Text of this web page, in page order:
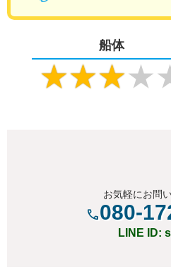
船体
★★★★
お気軽にお問
080-
LINE ID: